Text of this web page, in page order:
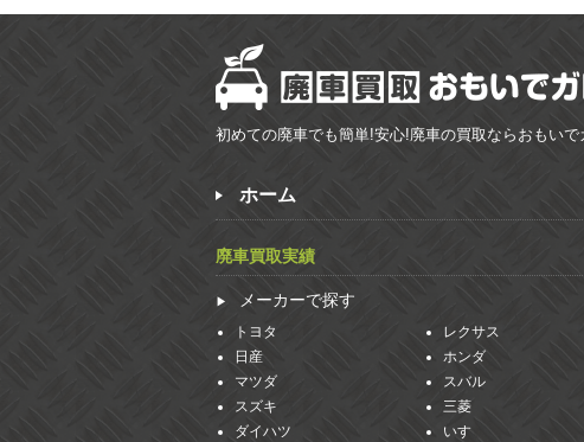
初めての廃車でも簡単!安心!廃車の買取ならおもいで
ホーム
廃車買取実績
メーカーで探す
トヨタ
レクサス
日産
ホンダ
マツダ
スバル
スズキ
三菱
ダイハツ
いすゞ